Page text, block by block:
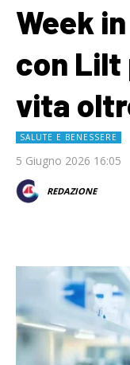
Week
con Lilt
vita
SALUTE E BENESSERE
5 Giugno 2026 16:05
REDAZIONE